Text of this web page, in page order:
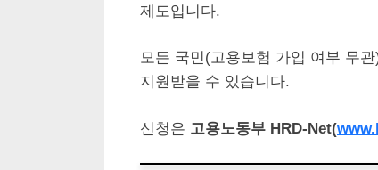
제도입니다.
모든 국민(고용보험 가입 여부 무
지원받을 수 있습니다.
신청은 고용노동부 HRD-Net(